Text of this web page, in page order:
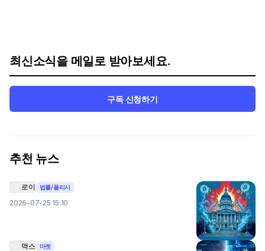
최신소식을 메일로 받아보세요.
구독 신청하기
추천 뉴스
로이 법률/폴리시
2026-07-25 15:10
맥스 마켓